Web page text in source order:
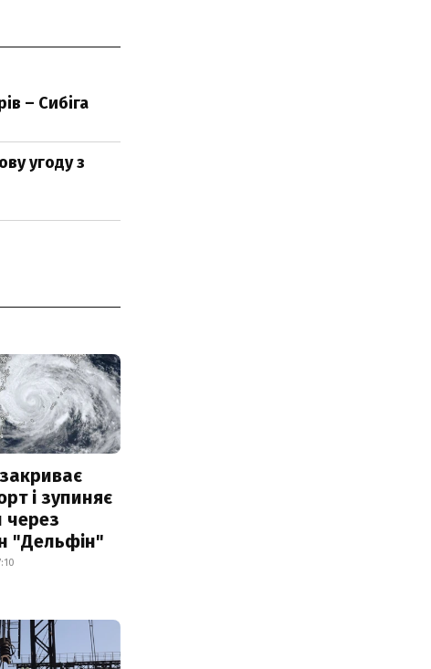
– Сибіга
угоду з
і зупиняє
через
"Дельфін"